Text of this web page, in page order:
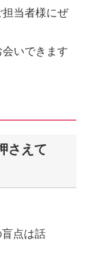
当者様にぜ
いできます
さえて
点は話